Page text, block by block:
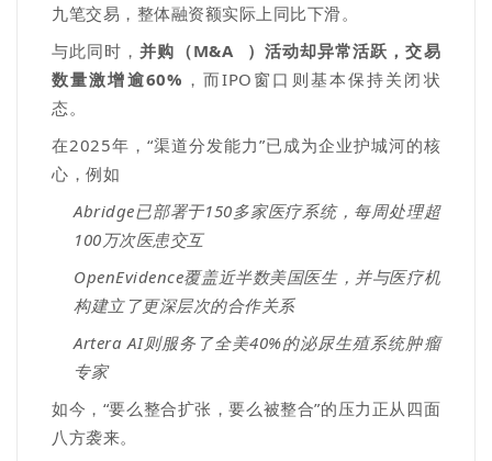
九笔交易，整体融资额实际上同比下滑。
与此同时，并购（M&A
）活动却异常活跃，交易
数量激增逾60% ，而IPO 窗口则基本保持关闭状
态。
在2025年， “渠道分发能力”已成为企业护城河的核
心 ，例如
Abridge已部署于150多家医疗系统，每周处理超
100 万次医患交互
OpenEvidence覆盖近半数美国医生，并与医疗机
构建立了更深层次的合作关系
Artera AI则服务了全美40%的泌尿生殖系统肿瘤
专家
如今， “要么整合扩张，要么被整合”的压力正从四面
八方袭来。